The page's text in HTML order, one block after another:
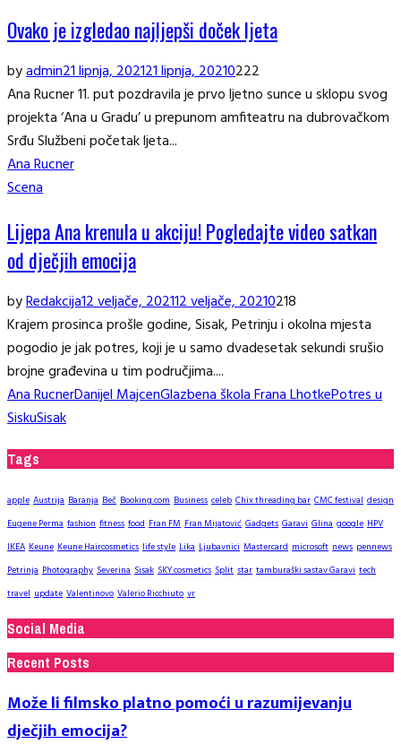
Ovako je izgledao najljepši doček ljeta
byadmin21 lipnja, 202121 lipnja, 20210222
Ana Rucner 11. put pozdravila je prvo ljetno sunce u sklopu svog
projekta ‘Ana u Gradu’ u prepunom amfiteatru na dubrovačkom
Srđu Službeni početak ljeta...
Ana Rucner
Scena
Lijepa Ana krenula u akciju! Pogledajte video satkan
od dječjih emocija
byRedakcija12 veljače, 202112 veljače, 20210218
Krajem prosinca prošle godine, Sisak, Petrinju i okolna mjesta
pogodio je jak potres, koji je u samo dvadesetak sekundi srušio
brojne građevina u tim područjima....
Ana RucnerDanijel MajcenGlazbena škola Frana LhotkePotres u
SiskuSisak
Tags
apple Austrija Baranja Beč Booking.com Business celeb Chix threading bar CMC festival design
Eugene Perma fashion fitness food Fran FM Fran Mijatović Gadgets Garavi Glina google HPV
IKEA Keune Keune Haircosmetics life style Lika Ljubavnici Mastercard microsoft news pennews
Petrinja Photography Severina Sisak SKY cosmetics Split star tamburaški sastav Garavi tech
travel update Valentinovo Valerio Ricchiuto vr
Social Media
Recent Posts
Može li filmsko platno pomoći u razumijevanju
dječjih emocija?